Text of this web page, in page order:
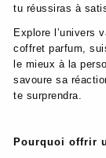
tu réussiras à
Explore l’univers
coffret parfum,
le mieux à la
savoure sa
te surprendra.
Pourquoi offrir